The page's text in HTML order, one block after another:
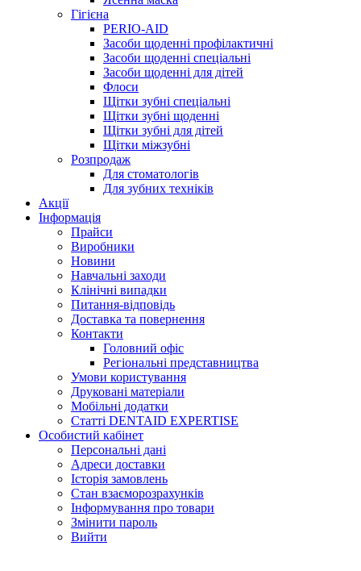
Гігієна
PERIO-AID
Засоби щоденні профілактичні
Засоби щоденні спеціальні
Засоби щоденні для дітей
Флоси
Щітки зубні спеціальні
Щітки зубні щоденні
Щітки зубні для дітей
Щітки міжзубні
Розпродаж
Для стоматологів
Для зубних техніків
Акції
Інформація
Прайси
Виробники
Новини
Навчальні заходи
Клінічні випадки
Питання-відповідь
Доставка та повернення
Контакти
Головний офіс
Регіональні представництва
Умови користування
Друковані матеріали
Мобільні додатки
Статті DENTAID EXPERTISE
Особистий кабінет
Персональні дані
Адреси доставки
Історія замовлень
Стан взаєморозрахунків
Інформування про товари
Змінити пароль
Вийти